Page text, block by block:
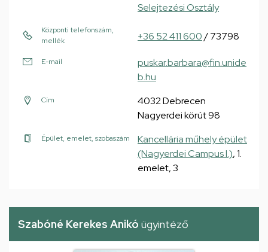
Selejtezési Osztály
Központi telefonszám,
mellék
+36 52 411 600/ 73798
E-mail
puskar.barbara@fin.unide
b.hu
Cím
4032 Debrecen
Nagyerdei körút 98
Épület, emelet, szobaszám
Kancellária műhely épület
(Nagyerdei Campus I.), 1.
emelet, 3
Szabóné Kerekes Anikó ügyintéző